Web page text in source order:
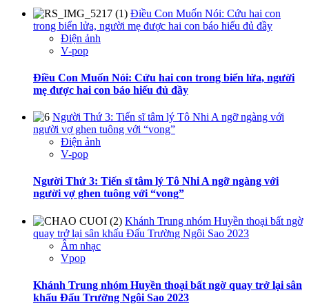
Điều Con Muốn Nói: Cứu hai con
trong biển lửa, người mẹ được hai con báo hiếu đủ đầy
Điện ảnh
V-pop
Điều Con Muốn Nói: Cứu hai con trong biển lửa, người
mẹ được hai con báo hiếu đủ đầy
Người Thứ 3: Tiến sĩ tâm lý Tô Nhi A ngỡ ngàng với
người vợ ghen tuông với “vong”
Điện ảnh
V-pop
Người Thứ 3: Tiến sĩ tâm lý Tô Nhi A ngỡ ngàng với
người vợ ghen tuông với “vong”
Khánh Trung nhóm Huyền thoại bất ngờ
quay trở lại sân khấu Đấu Trường Ngôi Sao 2023
Âm nhạc
Vpop
Khánh Trung nhóm Huyền thoại bất ngờ quay trở lại sân
khấu Đấu Trường Ngôi Sao 2023